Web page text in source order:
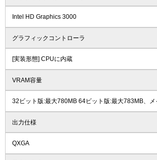
Intel HD Graphics 3000
グラフィックコントローラ
[実装形態] CPUに内蔵
VRAM容量
32ビット版:最大780MB 64ビット版:最大783MB、
出力仕様
QXGA